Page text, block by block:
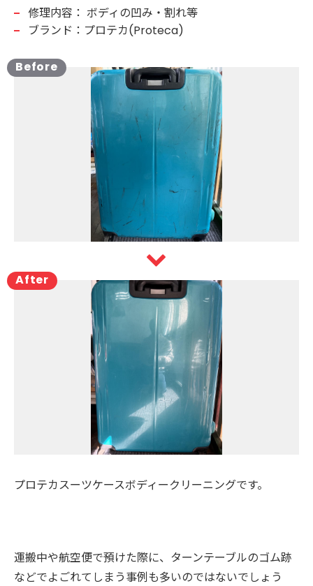
修理内容： ボディの凹み・割れ等
ブランド：プロテカ(Proteca)
プロテカスーツケースボディークリーニングです。
運搬中や航空便で預けた際に、ターンテーブルのゴム跡
などでよごれてしまう事例も多いのではないでしょう